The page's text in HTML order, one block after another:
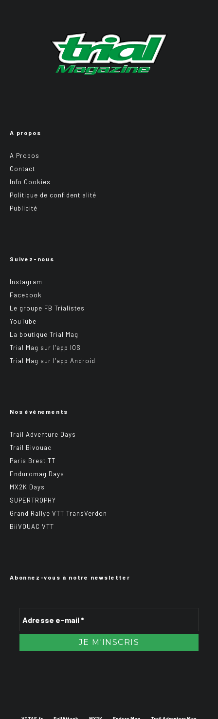
A propos
A Propos
Contact
Info Cookies
Politique de confidentialité
Publicité
Suivez-nous
Instagram
Facebook
Le groupe FB Trialistes
YouTube
La boutique Trial Mag
Trial Mag sur l’app IOS
Trial Mag sur l’app Android
Nos événements
Trail Adventure Days
Trail Bivouac
Paris Brest TT
Enduromag Days
MX2K Days
SUPERTROPHY
Grand Rallye VTT TransVerdon
BiiVOUAC VTT
Abonnez-vous à notre newsletter